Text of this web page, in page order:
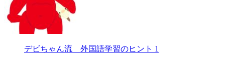
デビちゃん流 外国語学習のヒント 1